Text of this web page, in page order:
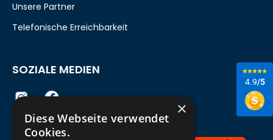
4.9/5
Unsere Partner
Telefonische Erreichbarkeit
SOZIALE MEDIEN
×
Diese Webseite verwendet
Cookies.